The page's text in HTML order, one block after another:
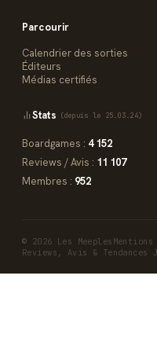
Parcourir
Calendrier des sorties
Éditeurs
Médias certifiés
Stats (depuis le 25.03.24)
Boardgames : 4 152
Reviews / Avis : 11 107
Membres : 952
© 2026 Les Meeples
Reviews, Avis & Tendances